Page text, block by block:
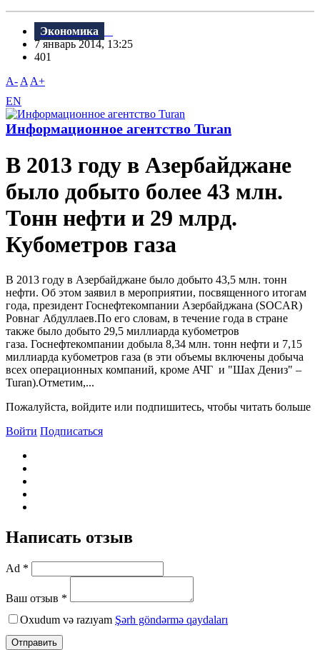
Экономика
7 январь 2014, 13:25
401
A- A A+
EN
Информационное агентство Turan
B 2013 году в Азербайджане
было добыто более 43 млн.
Тонн нефти и 29 млрд.
Кубометров газа
В 2013 году в Азербайджане было добыто 43,5 млн. тонн
нефти. Об этом заявил в мероприятии, посвященного итогам
года, президент Госнефтекомпании Азербайджана (SOCAR)
Ровнаг Абдуллаев.По его словам, в течение года в стране
также было добыто 29,5 миллиарда кубометров
газа. Госнефтекомпании добыла 8,34 млн. тонн нефти и 7,15
миллиарда кубометров газа (в эти объемы включены добыча
всех операционных компаний, кроме АЧГ и "Шах Дениз" –
Turan).Отметим,...
Пожалуйста, войдите или подпишитесь, чтобы читать больше
Войти Подписаться
Написать отзыв
Ad *
Ваш отзыв *
Oxudum və razıyam Şərh göndərmə qaydaları
Отправить